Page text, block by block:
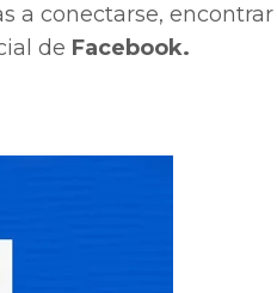
a conectarse, encontrar
de Facebook.